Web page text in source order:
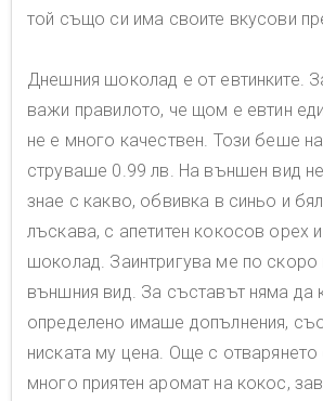
той също си има своите вкусови
Днешния шоколад е от евтинките.
важи правилото, че щом е евтин
не е много качествен. Този беше
струваше 0.99 лв. На външен вид
знае с какво, обвивка в синьо и
лъскава, с апетитен кокосов орех
шоколад. Заинтригува ме по скоро
външния вид. За съставът няма да
определено имаше допълнения,
ниската му цена. Още с отварянето
много приятен аромат на кокос,